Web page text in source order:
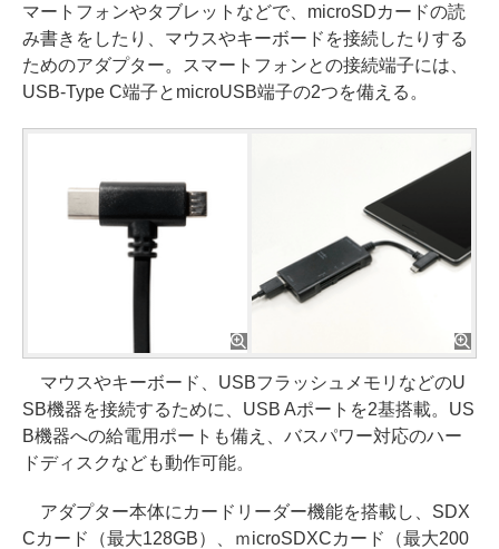
マートフォンやタブレットなどで、microSDカードの読
み書きをしたり、マウスやキーボードを接続したりする
ためのアダプター。スマートフォンとの接続端子には、
USB-Type C端子とmicroUSB端子の2つを備える。
マウスやキーボード、USBフラッシュメモリなどのU
SB機器を接続するために、USB Aポートを2基搭載。US
B機器への給電用ポートも備え、バスパワー対応のハー
ドディスクなども動作可能。
アダプター本体にカードリーダー機能を搭載し、SDX
Cカード（最大128GB）、ｍicroSDXCカード（最大200